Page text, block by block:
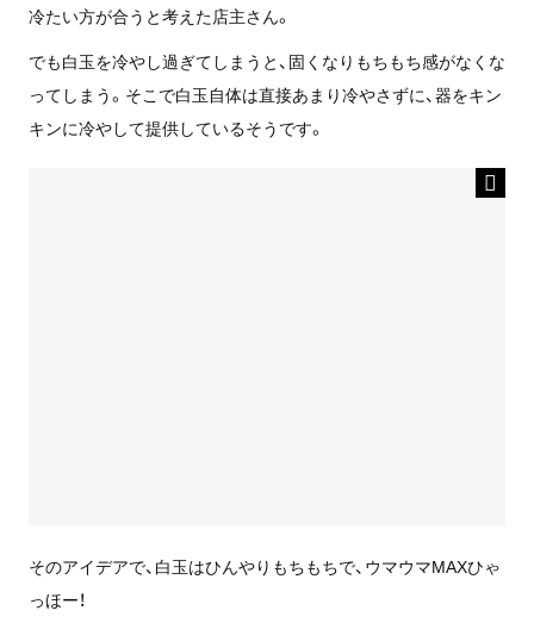
冷たい方が合うと考えた店主さん。
でも白玉を冷やし過ぎてしまうと、固くなりもちもち感がなくな
ってしまう。そこで白玉自体は直接あまり冷やさずに、器をキン
キンに冷やして提供しているそうです。
そのアイデアで、白玉はひんやりもちもちで、ウマウマMAXひゃ
っほー！